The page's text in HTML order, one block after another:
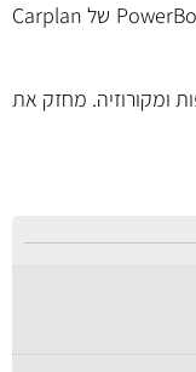
דבק יעיל לאיטום ונעילת ברגים מסדרת PowerBond של Carplan
ומקורוזיה. מחזק את